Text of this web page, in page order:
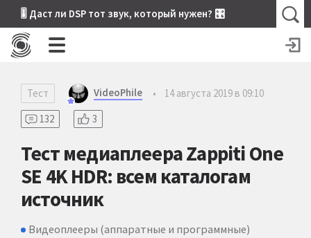
🎚 Даст ли DSP тот звук, который нужен? 🎛
Тест VideoPhile •
14 августа 2019 в 09:10
132
3
Тест медиаплеера Zappiti One
SE 4K HDR: всем каталогам
источник
Видеоплееры (аппаратные и программные)